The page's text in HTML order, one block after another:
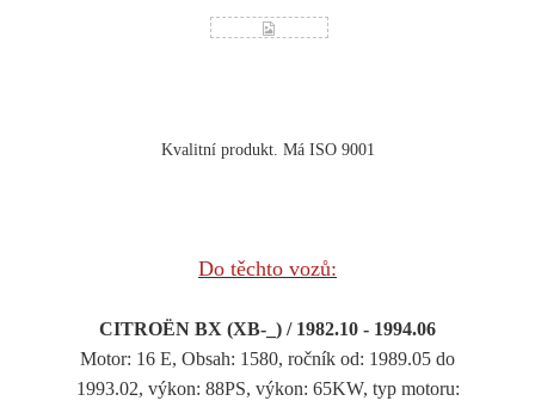
Kvalitní produkt. Má ISO 9001
Do těchto vozů:
CITROËN BX (XB-_) / 1982.10 - 1994.06
Motor: 16 E, Obsah: 1580, ročník od: 1989.05 do
1993.02, výkon: 88PS, výkon: 65KW, typ motoru: